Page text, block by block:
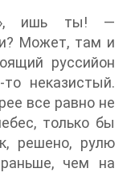
ишь ты! —
Может, там и
руссийон
неказистый.
все равно не
только бы
решено, рулю
чем на